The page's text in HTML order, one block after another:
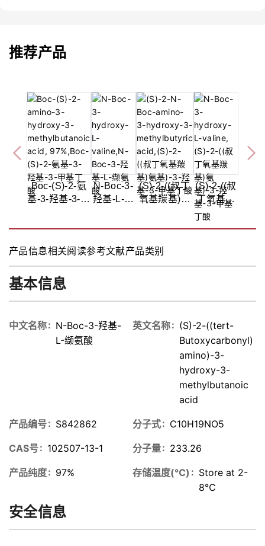
推荐产品
Boc-(S)-2-氨
基-3-羟基-3-甲
N-Boc-3-
羟基-L-缬
(S)-2-((叔丁
氧基羰基)氨
(S)-2-((叔
丁氧基羰
基)氨
酸,>95%
产品信息相关阅读参考文献产品类别
基本信息
中文名称
N-Boc-3-羟基-
L-缬氨酸
英文名称
(S)-2-((tert-
Butoxycarbonyl)
amino)-3-
hydroxy-3-
methylbutanoic
acid
产品编号 S842862 分子式 C10H19NO5
CAS号 102507-13-1 分子量 233.26
产品纯度 97% 存储温度(℃)
Store at 2-
8℃
安全信息